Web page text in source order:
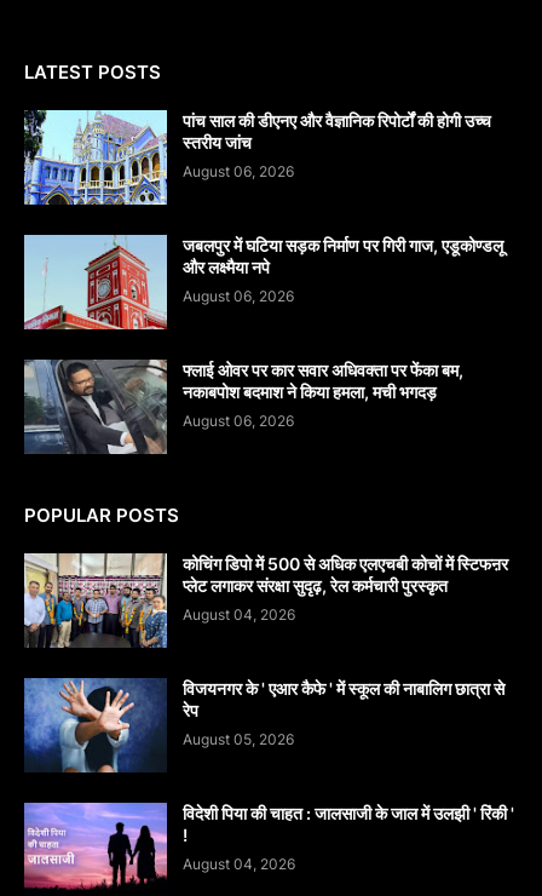
LATEST POSTS
पांच साल की डीएनए और वैज्ञानिक रिपोर्टों की होगी उच्च
स्तरीय जांच
August 06, 2026
जबलपुर में घटिया सड़क निर्माण पर गिरी गाज, एडूकोण्डलू
और लक्ष्मैया नपे
August 06, 2026
फ्लाई ओवर पर कार सवार अधिवक्ता पर फेंका बम,
नकाबपोश बदमाश ने किया हमला, मची भगदड़
August 06, 2026
POPULAR POSTS
कोचिंग डिपो में 500 से अधिक एलएचबी कोचों में स्टिफऩर
प्लेट लगाकर संरक्षा सुदृढ़, रेल कर्मचारी पुरस्कृत
August 04, 2026
विजयनगर के ' एआर कैफे ' में स्कूल की नाबालिग छात्रा से
रेप
August 05, 2026
विदेशी पिया की चाहत : जालसाजी के जाल में उलझी ' रिंकी '
!
August 04, 2026